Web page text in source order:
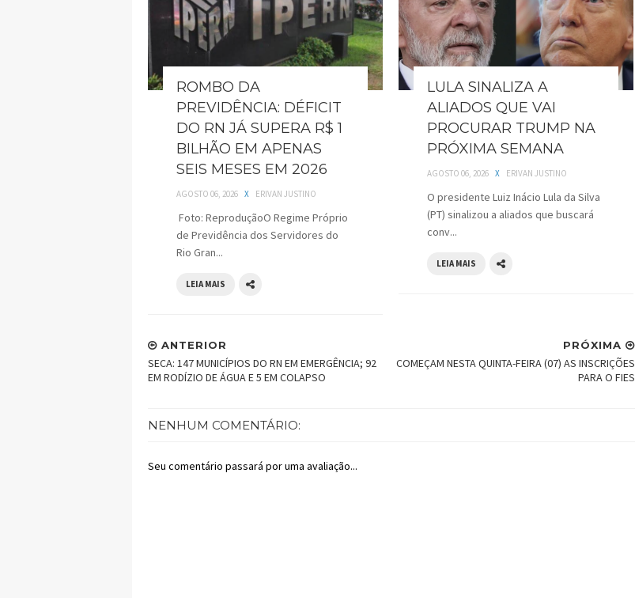
ROMBO DA
PREVIDÊNCIA: DÉFICIT
DO RN JÁ SUPERA R$ 1
BILHÃO EM APENAS
SEIS MESES EM 2026
AGOSTO 06, 2026 X ERIVAN JUSTINO
Foto: ReproduçãoO Regime Próprio
de Previdência dos Servidores do
Rio Gran...
LEIA MAIS
LULA SINALIZA A
ALIADOS QUE VAI
PROCURAR TRUMP NA
PRÓXIMA SEMANA
AGOSTO 06, 2026 X ERIVAN JUSTINO
O presidente Luiz Inácio Lula da Silva
(PT) sinalizou a aliados que buscará
conv...
LEIA MAIS
PRÓXIMA
COMEÇAM NESTA QUINTA-FEIRA (07) AS INSCRIÇÕES
PARA O FIES
ANTERIOR
SECA: 147 MUNICÍPIOS DO RN EM EMERGÊNCIA; 92
EM RODÍZIO DE ÁGUA E 5 EM COLAPSO
NENHUM COMENTÁRIO:
Seu comentário passará por uma avaliação...